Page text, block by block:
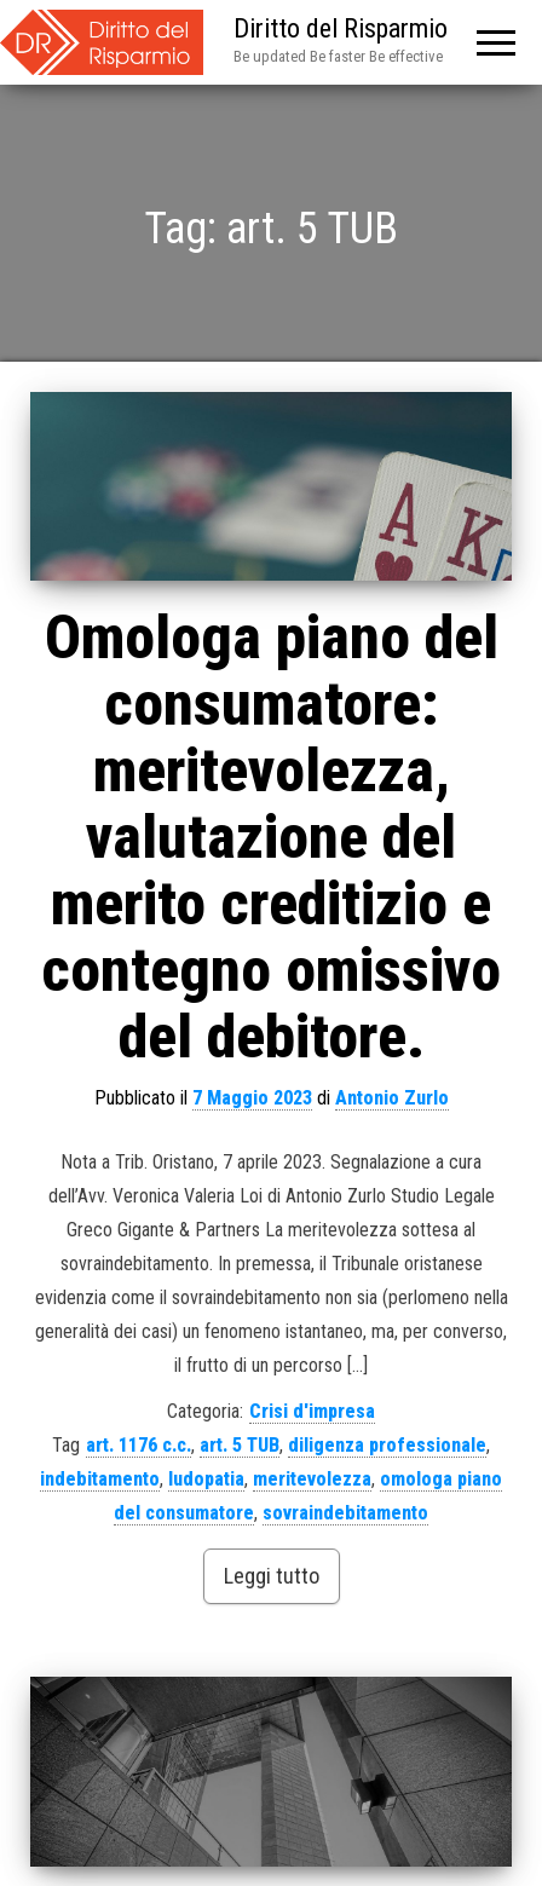
Diritto del Risparmio
Be updated Be faster Be effective
Tag: art. 5 TUB
Omologa piano del
consumatore:
meritevolezza,
valutazione del
merito creditizio e
contegno omissivo
del debitore.
Pubblicato il 7 Maggio 2023di Antonio Zurlo
Nota a Trib. Oristano, 7 aprile 2023. Segnalazione a cura
dell’Avv. Veronica Valeria Loi di Antonio Zurlo Studio Legale
Greco Gigante & Partners La meritevolezza sottesa al
sovraindebitamento. In premessa, il Tribunale oristanese
evidenzia come il sovraindebitamento non sia (perlomeno nella
generalità dei casi) un fenomeno istantaneo, ma, per converso,
il frutto di un percorso […]
Categoria: Crisi d'impresa
Tag art. 1176 c.c., art. 5 TUB, diligenza professionale,
indebitamento, ludopatia, meritevolezza, omologa piano
del consumatore, sovraindebitamento
Leggi tutto